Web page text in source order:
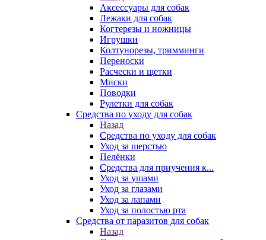
Аксессуары для собак
Лежаки для собак
Когтерезы и ножницы
Игрушки
Колтунорезы, тримминги
Переноски
Расчески и щетки
Миски
Поводки
Рулетки для собак
Средства по уходу для собак
Назад
Средства по уходу для собак
Уход за шерстью
Пелёнки
Средства для приучения к...
Уход за ушами
Уход за глазами
Уход за лапами
Уход за полостью рта
Средства от паразитов для собак
Назад